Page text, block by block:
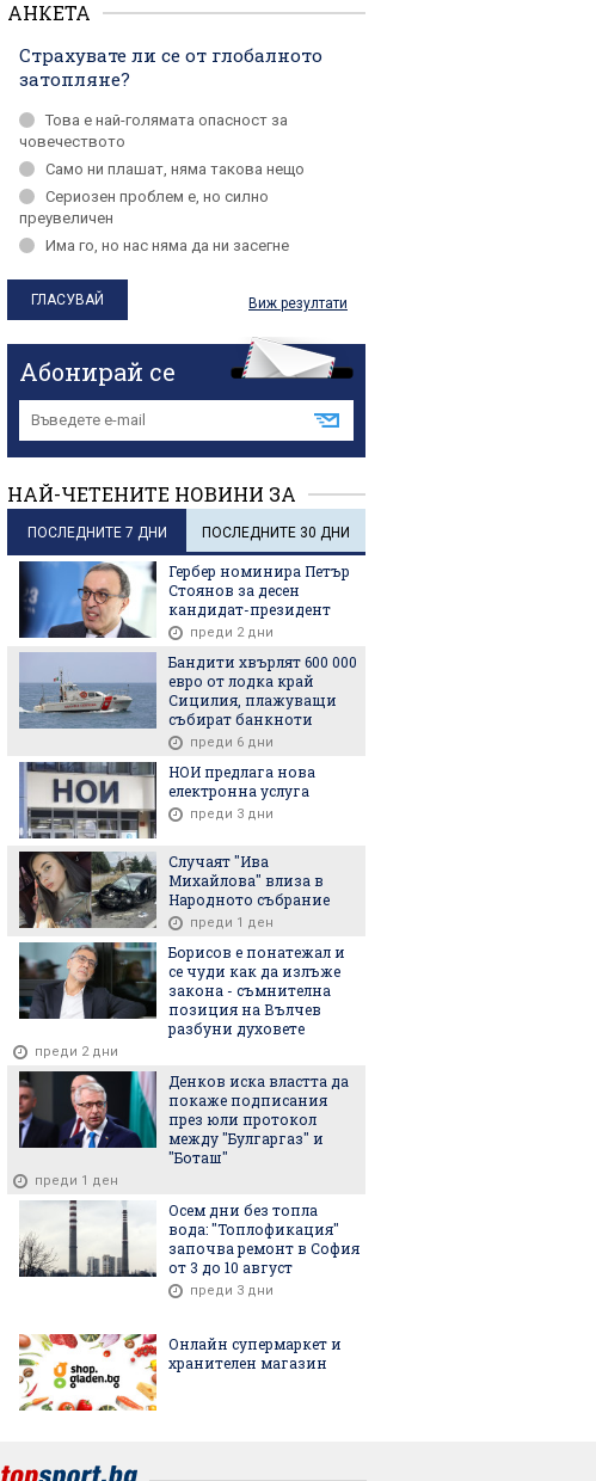
АНКЕТА
Страхувате ли се от глобалното
затопляне?
Това е най-голямата опасност за
човечеството
Само ни плашат, няма такова нещо
Сериозен проблем е, но силно
преувеличен
Има го, но нас няма да ни засегне
Виж резултати
Абонирай се
НАЙ-ЧЕТЕНИТЕ НОВИНИ ЗА
ПОСЛЕДНИТЕ 7 ДНИ ПОСЛЕДНИТЕ 30 ДНИ
Гербер номинира Петър
Стоянов за десен
кандидат-президент
преди 2 дни
Бандити хвърлят 600 000
евро от лодка край
Сицилия, плажуващи
събират банкноти
преди 6 дни
НОИ предлага нова
електронна услуга
преди 3 дни
Случаят "Ива
Михайлова" влиза в
Народното събрание
преди 1 ден
Борисов е понатежал и
се чуди как да излъже
закона - съмнителна
позиция на Вълчев
разбуни духовете
преди 2 дни
Денков иска властта да
покаже подписания
през юли протокол
между "Булгаргаз" и
"Боташ"
преди 1 ден
Осем дни без топла
вода: "Топлофикация"
започва ремонт в София
от 3 до 10 август
преди 3 дни
Онлайн супермаркет и
хранителен магазин